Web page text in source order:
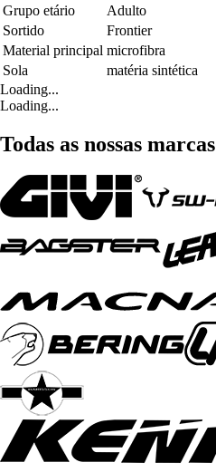
Grupo etário
Adulto
Sortido
Frontier
Material principal microfibra
Sola
matéria sintética
Loading...
Loading...
Todas as nossas marcas